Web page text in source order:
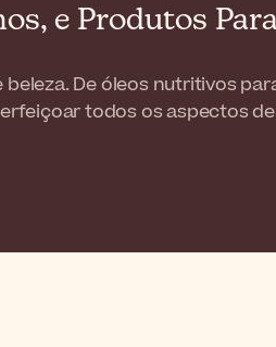
e Produtos
De óleos nutritivos
todos os aspectos